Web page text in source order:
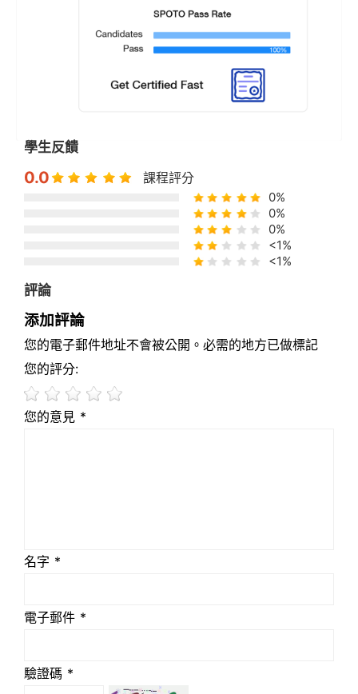
學生反饋
0.0 課程評分
0%
0%
0%
<1%
<1%
評論
添加評論
您的電子郵件地址不會被公開。必需的地方已做標記
您的評分:
您的意見 *
名字 *
電子郵件 *
驗證碼 *